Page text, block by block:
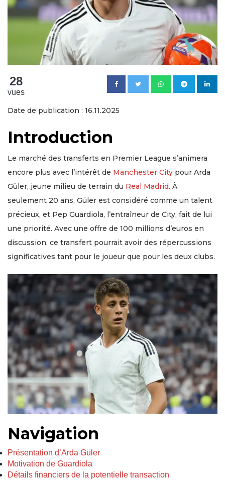
28
vues
Date de publication : 16.11.2025
Introduction
Le marché des transferts en Premier League s’animera
encore plus avec l’intérêt de Manchester City pour Arda
Güler, jeune milieu de terrain du Real Madrid. À
seulement 20 ans, Güler est considéré comme un talent
précieux, et Pep Guardiola, l’entraîneur de City, fait de lui
une priorité. Avec une offre de 100 millions d’euros en
discussion, ce transfert pourrait avoir des répercussions
significatives tant pour le joueur que pour les deux clubs.
Navigation
Présentation d’Arda Güler
Motivation de Guardiola
Détails financiers de la potentielle transaction